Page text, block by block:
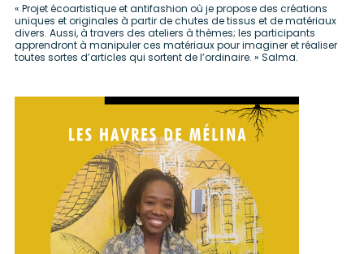
« Projet écoartistique et antifashion où je propose des créations
uniques et originales à partir de chutes de tissus et de matériaux
divers. Aussi, à travers des ateliers à thèmes; les participants
apprendront à manipuler ces matériaux pour imaginer et réaliser
toutes sortes d’articles qui sortent de l’ordinaire. » Salma.